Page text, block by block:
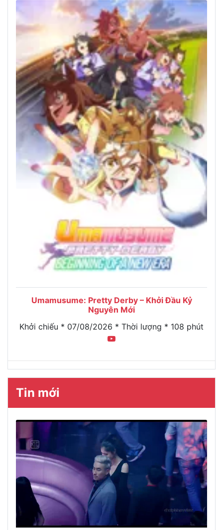
Umamusume: Pretty Derby – Khởi Đầu Kỷ
Nguyên Mới
Khởi chiếu * 07/08/2026 * Thời lượng * 108 phút
Tin mới